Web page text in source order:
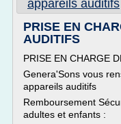
appareils auditifs
PRISE EN
AUDITIFS
PRISE EN CHARGE
Genera'Sons vous
appareils auditifs
Remboursement
adultes et enfants :